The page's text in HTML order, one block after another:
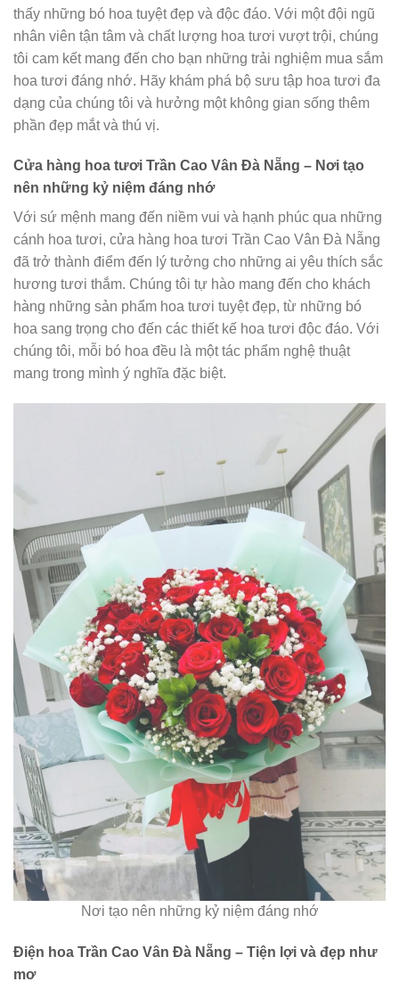
thấy những bó hoa tuyệt đẹp và độc đáo. Với một đội ngũ
nhân viên tận tâm và chất lượng hoa tươi vượt trội, chúng
tôi cam kết mang đến cho bạn những trải nghiệm mua sắm
hoa tươi đáng nhớ. Hãy khám phá bộ sưu tập hoa tươi đa
dạng của chúng tôi và hưởng một không gian sống thêm
phần đẹp mắt và thú vị.
Cửa hàng hoa tươi Trần Cao Vân Đà Nẵng – Nơi tạo
nên những kỷ niệm đáng nhớ
Với sứ mệnh mang đến niềm vui và hạnh phúc qua những
cánh hoa tươi, cửa hàng hoa tươi Trần Cao Vân Đà Nẵng
đã trở thành điểm đến lý tưởng cho những ai yêu thích sắc
hương tươi thắm. Chúng tôi tự hào mang đến cho khách
hàng những sản phẩm hoa tươi tuyệt đẹp, từ những bó
hoa sang trọng cho đến các thiết kế hoa tươi độc đáo. Với
chúng tôi, mỗi bó hoa đều là một tác phẩm nghệ thuật
mang trong mình ý nghĩa đặc biệt.
Nơi tạo nên những kỷ niệm đáng nhớ
Điện hoa Trần Cao Vân Đà Nẵng – Tiện lợi và đẹp như
mơ